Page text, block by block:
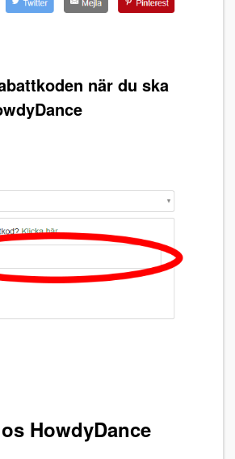
när du ska
HowdyDance